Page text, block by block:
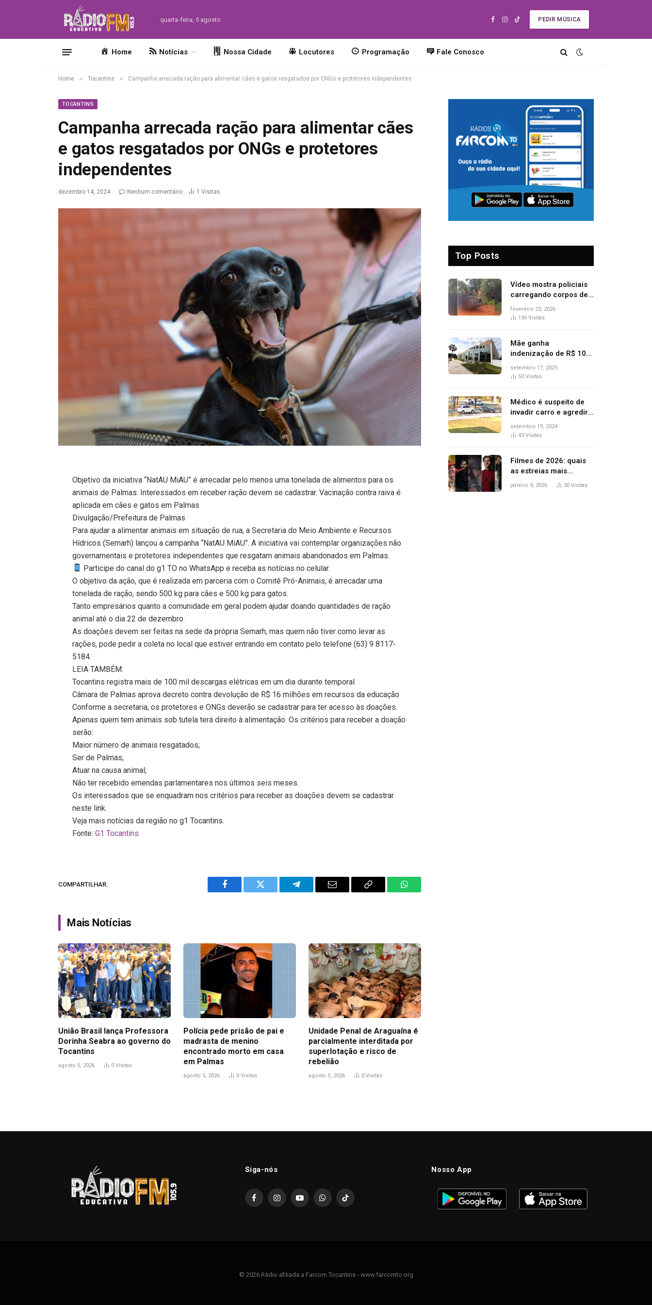
quarta-feira, 5 agosto
Facebook
Instagram
TikTok
PEDIR MÚSICA
Home Notícias Nossa Cidade Locutores Programação Fale Conosco
Home » Tocantins » Campanha arrecada ração para alimentar cães e gatos resgatados por ONGs e protetores independentes
TOCANTINS
Campanha arrecada ração para alimentar cães
e gatos resgatados por ONGs e protetores
independentes
dezembro 14, 2024 Nenhum comentário 1 Visitas
Objetivo da iniciativa “NatAU MiAU” é arrecadar pelo menos uma tonelada de alimentos para os
animais de Palmas. Interessados em receber ração devem se cadastrar. Vacinação contra raiva é
aplicada em cães e gatos em Palmas
Divulgação/Prefeitura de Palmas
Para ajudar a alimentar animais em situação de rua, a Secretaria do Meio Ambiente e Recursos
Hídricos (Semarh) lançou a campanha “NatAU MiAU”. A iniciativa vai contemplar organizações não
governamentais e protetores independentes que resgatam animais abandonados em Palmas.
Participe do canal do g1 TO no WhatsApp e receba as notícias no celular.
O objetivo da ação, que é realizada em parceria com o Comitê Pró-Animais, é arrecadar uma
tonelada de ração, sendo 500 kg para cães e 500 kg para gatos.
Tanto empresários quanto a comunidade em geral podem ajudar doando quantidades de ração
animal até o dia 22 de dezembro.
As doações devem ser feitas na sede da própria Semarh, mas quem não tiver como levar as
rações, pode pedir a coleta no local que estiver entrando em contato pelo telefone (63) 9 8117-
5184.
LEIA TAMBÉM:
Tocantins registra mais de 100 mil descargas elétricas em um dia durante temporal
Câmara de Palmas aprova decreto contra devolução de R$ 16 milhões em recursos da educação
Conforme a secretaria, os protetores e ONGs deverão se cadastrar para ter acesso às doações.
Apenas quem tem animais sob tutela terá direito à alimentação. Os critérios para receber a doação
serão:
Maior número de animais resgatados;
Ser de Palmas;
Atuar na causa animal;
Não ter recebido emendas parlamentares nos últimos seis meses.
Os interessados que se enquadram nos critérios para receber as doações devem se cadastrar
neste link.
Veja mais notícias da região no g1 Tocantins.
Fonte:G1 Tocantins
COMPARTILHAR.
Facebook Twitter Telegram Email
Copy
WhatsApp
Mais Notícias
União Brasil lança Professora
Dorinha Seabra ao governo do
Tocantins
agosto 5, 2026 0 Visitas
Polícia pede prisão de pai e
madrasta de menino
encontrado morto em casa
em Palmas
agosto 5, 2026 0 Visitas
Unidade Penal de Araguaína é
parcialmente interditada por
superlotação e risco de
rebelião
agosto 5, 2026 0 Visitas
Top Posts
Vídeo mostra policiais
carregando corpos de
suspeitos mortos em
confronto dentro de
fevereiro 23, 2026
136 Visitas
Mãe ganha
indenização de R$ 10
mil após comprar doce
‘zero lactose’ e filha ter
setembro 17, 2025
50 Visitas
Médico é suspeito de
invadir carro e agredir
delegado aposentado
durante confusão no
setembro 19, 2024
43 Visitas
Filmes de 2026: quais
as estreias mais
aguardadas do ano?
janeiro 9, 2026 30 Visitas
Siga-nós
FacebookInstagramYouTubeWhatsAppTikTok
Nosso App
© 2026 Rádio afiliada a Farcom Tocantins - www.farcomto.org